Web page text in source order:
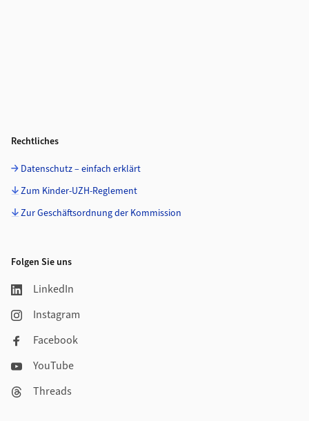
Rechtliches
Datenschutz – einfach erklärt
Zum Kinder-UZH-Reglement
Zur Geschäftsordnung der Kommission
Folgen Sie uns
LinkedIn
Instagram
Facebook
YouTube
Threads